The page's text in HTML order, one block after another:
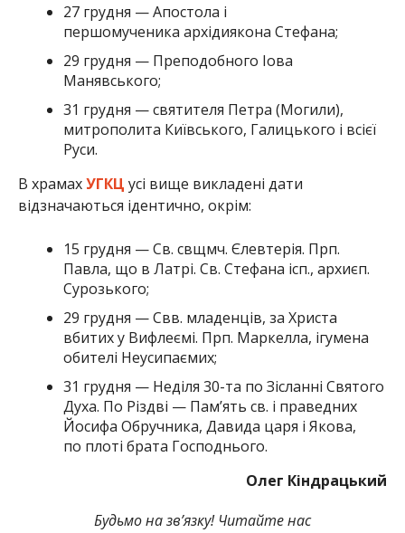
27 грудня — Апостола і
першомученика архідиякона Стефана;
29 грудня — Преподобного Іова
Манявського;
31 грудня — святителя Петра (Могили),
митрополита Київського, Галицького і всієї
Руси.
В храмахУГКЦ усі вище викладені дати
відзначаються ідентично, окрім:
15 грудня — Св. свщмч. Єлевтерія. Прп.
Павла, що в Латрі. Св. Стефана ісп., архиєп.
Сурозького;
29 грудня — Свв. младенців, за Христа
вбитих у Вифлеємі. Прп. Маркелла, ігумена
обителі Неусипаємих;
31 грудня — Неділя 30-та по Зісланні Святого
Духа. По Різдві — Пам’ять св. і праведних
Йосифа Обручника, Давида царя і Якова,
по плоті брата Господнього.
Олег Кіндрацький
Будьмо на зв’язку! Читайте нас